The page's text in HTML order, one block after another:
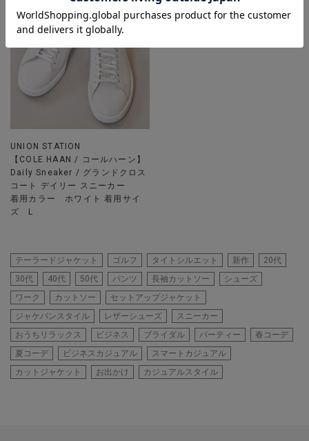
UNION STATION
【COLE HAAN / コールハーン】
Daily Sneaker / グランドクロス
コート デイリー スニーカー
着用カラー ホワイト 着用サイ
ズ L
テーラードジャケット ゴルフ タイトシルエット 新作
20代
30代
40代 50代 パンツ 長袖カットソー
シューズ
ワーク
カットソー
セットアップジャケット
ジャケパンスタイル
レザーシューズ
スニーカー
おうちリラックス
ビジネス ブライダル パーティー
春コーデ
夏コーデ
ビジネスカジュアル
スマートカジュアル
カットジャケット
お出かけ カジュアルスタイル